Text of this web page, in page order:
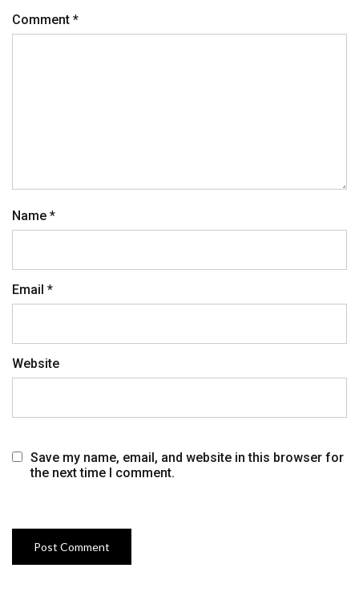
Comment *
Name *
Email *
Website
Save my name, email, and website in this browser for
the next time I comment.